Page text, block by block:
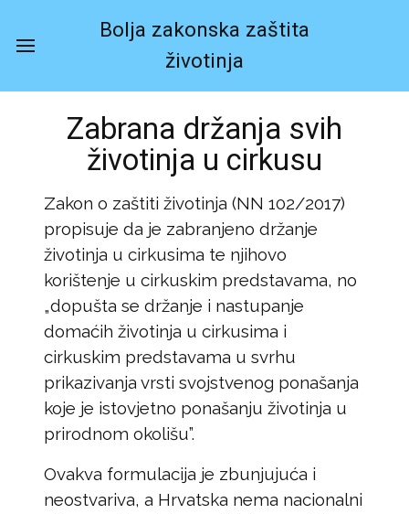
Bolja zakonska zaštita
životinja
Zabrana držanja svih
životinja u cirkusu
Zakon o zaštiti životinja (NN 102/2017)
propisuje da je zabranjeno držanje
životinja u cirkusima te njihovo
korištenje u cirkuskim predstavama, no
„dopušta se držanje i nastupanje
domaćih životinja u cirkusima i
cirkuskim predstavama u svrhu
prikazivanja vrsti svojstvenog ponašanja
koje je istovjetno ponašanju životinja u
prirodnom okolišu”.
Ovakva formulacija je zbunjujuća i
neostvariva, a Hrvatska nema nacionalni